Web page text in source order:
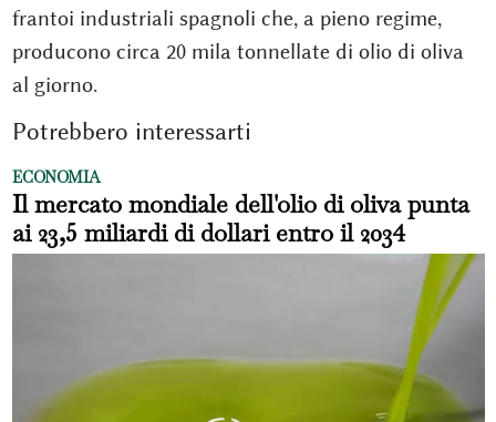
frantoi industriali spagnoli che, a pieno regime,
producono circa 20 mila tonnellate di olio di oliva
al giorno.
Potrebbero interessarti
ECONOMIA
Il mercato mondiale dell'olio di oliva punta
ai 23,5 miliardi di dollari entro il 2034